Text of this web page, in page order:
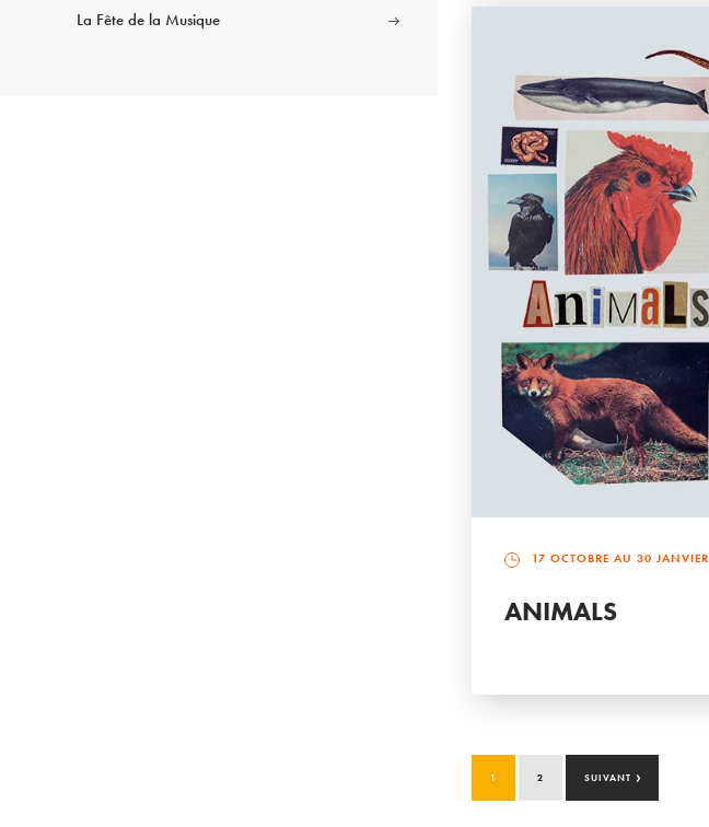
La Fête de la Musique
17 OCTOBRE AU 30 JANVIER
ANIMALS
1 2 SUIVANT ›